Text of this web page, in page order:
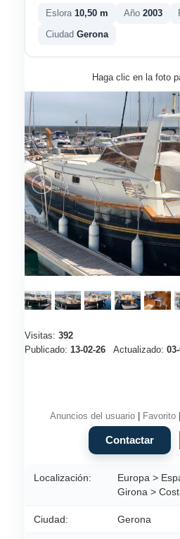
Eslora 10,50 m Año 2003
Ciudad Gerona
Haga clic en la foto
Visitas: 392
Publicado: 13-02-26 Actualizado:
Anuncios del usuario Favorito
Localización:
Europa >
Girona >
Ciudad: Gerona